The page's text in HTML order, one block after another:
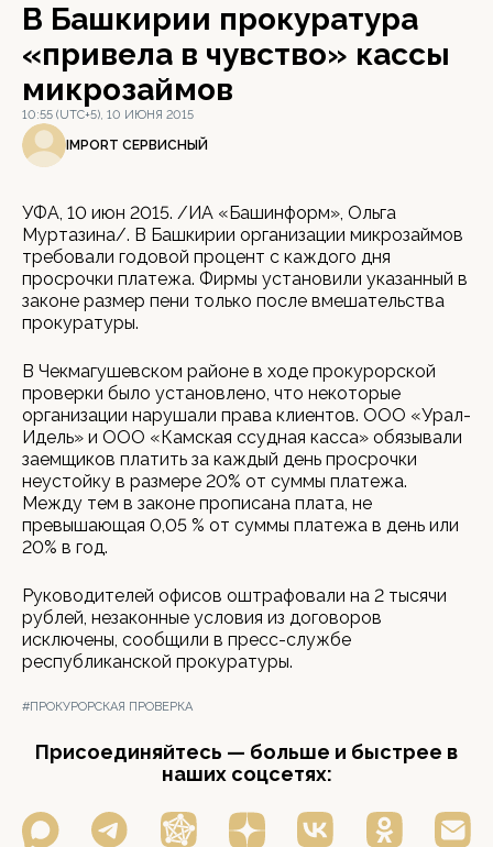
В Башкирии прокуратура
«привела в чувство» кассы
микрозаймов
10:55 (UTC+5), 10 ИЮНЯ 2015
IMPORT СЕРВИСНЫЙ
УФА, 10 июн 2015. /ИА «Башинформ», Ольга
Муртазина/. В Башкирии организации микрозаймов
требовали годовой процент с каждого дня
просрочки платежа. Фирмы установили указанный в
законе размер пени только после вмешательства
прокуратуры.
В Чекмагушевском районе в ходе прокурорской
проверки было установлено, что некоторые
организации нарушали права клиентов. ООО «Урал-
Идель» и ООО «Камская ссудная касса» обязывали
заемщиков платить за каждый день просрочки
неустойку в размере 20% от суммы платежа.
Между тем в законе прописана плата, не
превышающая 0,05 % от суммы платежа в день или
20% в год.
Руководителей офисов оштрафовали на 2 тысячи
рублей, незаконные условия из договоров
исключены, сообщили в пресс-службе
республиканской прокуратуры.
#ПРОКУРОРСКАЯ ПРОВЕРКА
Присоединяйтесь — больше и быстрее в
наших соцсетях: